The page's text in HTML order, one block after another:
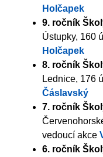
Holčapek
9. ročník
Ústupky, 160
Holčapek
8. ročník
Lednice, 176
Čáslavský
7. ročník
vedoucí akce
6. ročník